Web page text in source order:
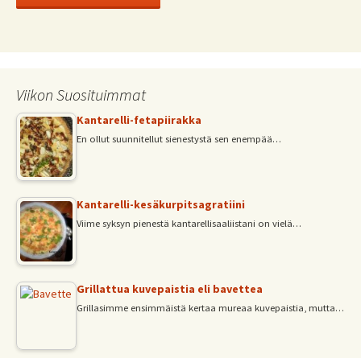
Viikon Suosituimmat
Kantarelli-fetapiirakka
En ollut suunnitellut sienestystä sen enempää…
Kantarelli-kesäkurpitsagratiini
Viime syksyn pienestä kantarellisaaliistani on vielä…
Grillattua kuvepaistia eli bavettea
Grillasimme ensimmäistä kertaa mureaa kuvepaistia, mutta…